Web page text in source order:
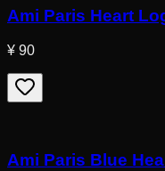
Ami Paris Heart
¥ 90
Ami Paris Blue